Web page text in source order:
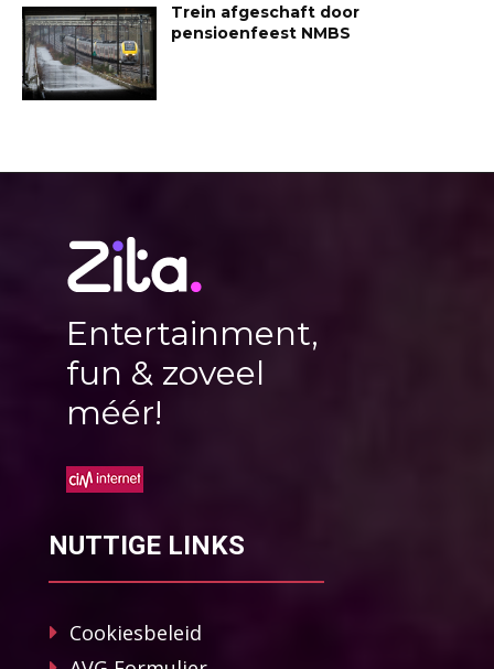
Trein afgeschaft door
pensioenfeest NMBS
Entertainment,
fun & zoveel
méér!
NUTTIGE LINKS
Cookiesbeleid